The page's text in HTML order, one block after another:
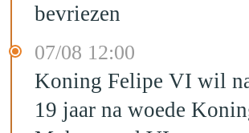
bevriezen
07/08 12:00
Koning Felipe VI wil
19 jaar na woede